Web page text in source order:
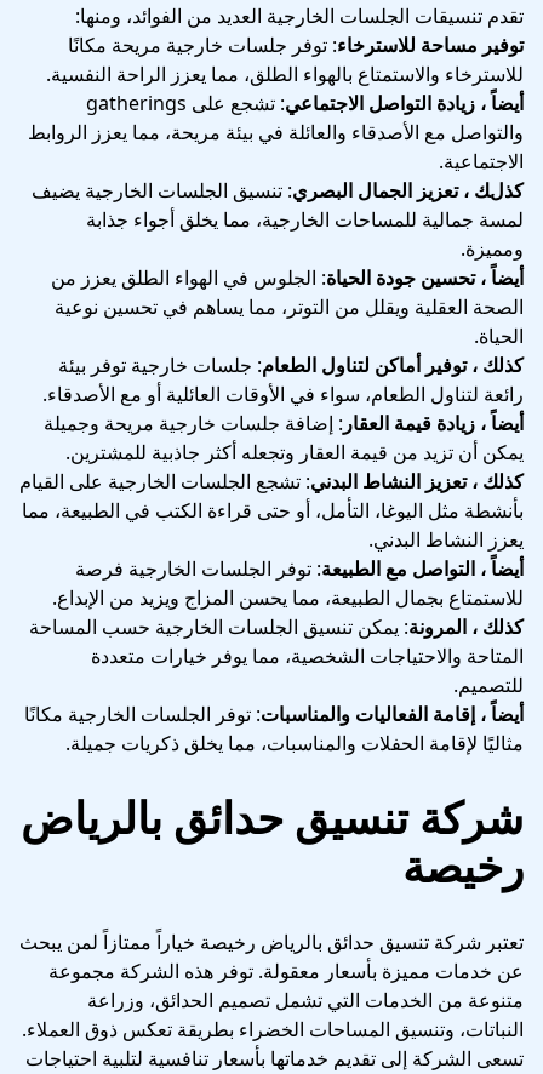
تقدم تنسيقات الجلسات الخارجية العديد من الفوائد، ومنها:
توفير مساحة للاسترخاء: توفر جلسات خارجية مريحة مكانًا
للاسترخاء والاستمتاع بالهواء الطلق، مما يعزز الراحة النفسية.
أيضاً ، زيادة التواصل الاجتماعي
: تشجع على gatherings
والتواصل مع الأصدقاء والعائلة في بيئة مريحة، مما يعزز الروابط
الاجتماعية.
كذلك ، تعزيز الجمال البصري: تنسيق الجلسات الخارجية يضيف
لمسة جمالية للمساحات الخارجية، مما يخلق أجواء جذابة
ومميزة.
أيضاً ، تحسين جودة الحياة: الجلوس في الهواء الطلق يعزز من
الصحة العقلية ويقلل من التوتر، مما يساهم في تحسين نوعية
الحياة.
كذلك ، توفير أماكن لتناول الطعام: جلسات خارجية توفر بيئة
رائعة لتناول الطعام، سواء في الأوقات العائلية أو مع الأصدقاء.
أيضاً ، زيادة قيمة العقار : إضافة جلسات خارجية مريحة وجميلة
يمكن أن تزيد من قيمة العقار وتجعله أكثر جاذبية للمشترين.
كذلك ، تعزيز النشاط البدني: تشجع الجلسات الخارجية على القيام
بأنشطة مثل اليوغا، التأمل، أو حتى قراءة الكتب في الطبيعة، مما
يعزز النشاط البدني.
أيضاً ، التواصل مع الطبيعة: توفر الجلسات الخارجية فرصة
للاستمتاع بجمال الطبيعة، مما يحسن المزاج ويزيد من الإبداع.
كذلك ، المرونة: يمكن تنسيق الجلسات الخارجية حسب المساحة
المتاحة والاحتياجات الشخصية، مما يوفر خيارات متعددة
للتصميم.
أيضاً ، إقامة الفعاليات والمناسبات: توفر الجلسات الخارجية مكانًا
مثاليًا لإقامة الحفلات والمناسبات، مما يخلق ذكريات جميلة.
شركة تنسيق حدائق بالرياض
رخيصة
تعتبر شركة تنسيق حدائق بالرياض رخيصة خياراً ممتازاً لمن يبحث
عن خدمات مميزة بأسعار معقولة. توفر هذه الشركة مجموعة
متنوعة من الخدمات التي تشمل تصميم الحدائق، وزراعة
النباتات، وتنسيق المساحات الخضراء بطريقة تعكس ذوق العملاء.
تسعى الشركة إلى تقديم خدماتها بأسعار تنافسية لتلبية احتياجات